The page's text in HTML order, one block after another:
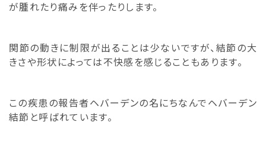
が腫れたり痛みを伴ったりします。
関節の動きに制限が出ることは少ないですが、結節の大
きさや形状によっては不快感を感じることもあります。
この疾患の報告者ヘバーデンの名にちなんでヘバーデン
結節と呼ばれています。